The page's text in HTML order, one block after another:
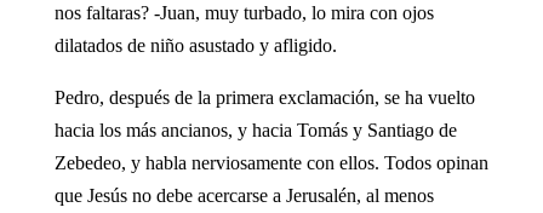
nos faltaras? -Juan, muy turbado, lo mira con ojos
dilatados de niño asustado y afligido.
Pedro, después de la primera exclamación, se ha vuelto
hacia los más ancianos, y hacia Tomás y Santiago de
Zebedeo, y habla nerviosamente con ellos. Todos opinan
que Jesús no debe acercarse a Jerusalén, al menos